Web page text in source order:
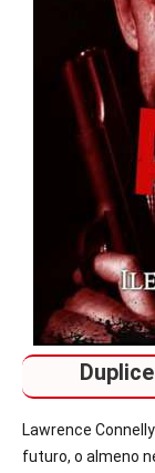
Lawrence
futuro, o almeno